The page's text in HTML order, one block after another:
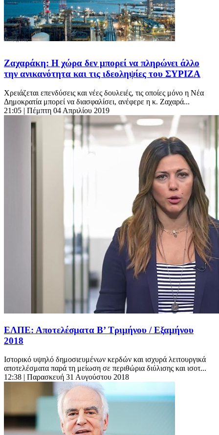
Ζαχαράκη: Η χώρα δεν μπορεί να πληρώνει άλλο
την ανικανότητα και τις ιδεοληψίες του ΣΥΡΙΖΑ
Χρειάζεται επενδύσεις και νέες δουλειές, τις οποίες μόνο η Νέα
Δημοκρατία μπορεί να διασφαλίσει, ανέφερε η κ. Ζαχαρά...
21:05 | Πέμπτη 04 Απριλίου 2019
ΕΛΠΕ: Αποτελέσματα Β’ Τριμήνου / Εξαμήνου
2018
Ιστορικό υψηλό δημοσιευμένων κερδών και ισχυρά λειτουργικά
αποτελέσματα παρά τη μείωση σε περιθώρια διύλισης και ισοτ...
12:38 | Παρασκευή 31 Αυγούστου 2018